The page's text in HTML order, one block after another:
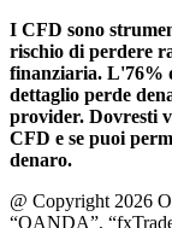
I CFD sono
rischio di perdere
finanziaria. L'76%
dettaglio perde
provider. Dovresti
CFD e se puoi
denaro.
@ Copyright 2026
“OANDA”,